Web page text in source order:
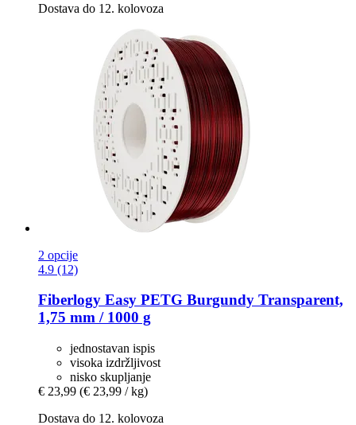
Dostava do 12. kolovoza
2 opcije
4.9 (12)
Fiberlogy Easy PETG Burgundy Transparent,
1,75 mm / 1000 g
jednostavan ispis
visoka izdržljivost
nisko skupljanje
€ 23,99 (€ 23,99 / kg)
Dostava do 12. kolovoza